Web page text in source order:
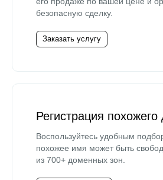
безопасную сделку.
Заказать услугу
Регистрация
Воспользуйтесь удобным
похожее имя может быть
из 700+ доменных зон.